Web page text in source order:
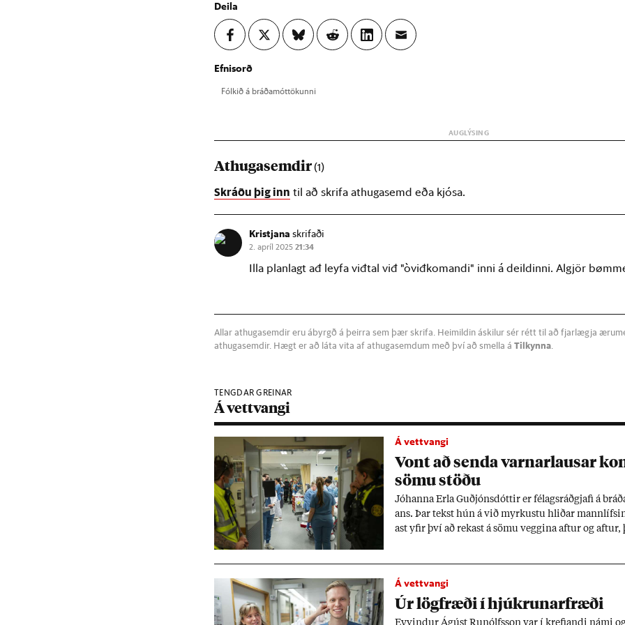
Deila
Efnisorð
Fólk­ið á bráða­mót­tök­unni
Athugasemdir(1)
Skráðu þig inn til að skrifa athugasemd eða kjósa.
Kristjana skrifaði
2. apríl 202521:34
Illa planlagt ađ leyfa viđtal viđ "òviđkomandi" inni á deildinni. Algjör
Allar athugasemdir eru ábyrgð á þeirra sem þær skrifa. Heimildin áskilur sér rétt til að fjarlægja
athugasemdir. Hægt er að láta vita af athugasemdum með því að smella á Tilkynna
TENGDAR GREINAR
Á vettvangi
Á vettvangi
Vont að senda varn­ar­laus­ar
sömu stöðu
Jó­hanna Erla Guð­jóns­dótt­ir er fé­lags­ráð­gjafi á
ans. Þar tekst hún á við myrk­ustu hlið­ar
ast yf­ir því að rek­ast á sömu vegg­ina aft­ur og
Á vettvangi
Úr lög­fræði í hjúkr­un­ar­fræði